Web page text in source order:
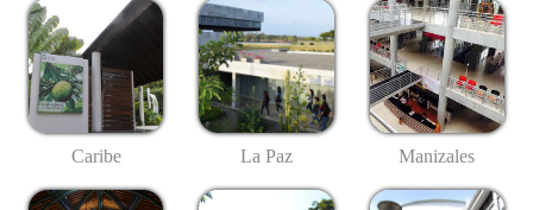
Caribe La Paz Manizales